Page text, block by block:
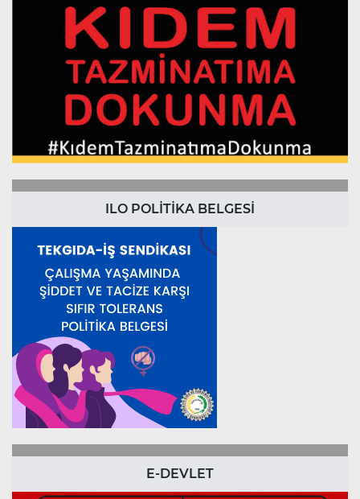
ILO POLİTİKA BELGESİ
E-DEVLET